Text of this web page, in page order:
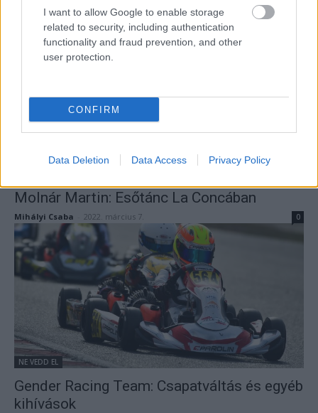
I want to allow Google to enable storage
related to security, including authentication
functionality and fraud prevention, and other
user protection.
CONFIRM
Data Deletion Data Access Privacy Policy
WSK: Három magyar az ítéletidőben
Mihályi Csaba - 2022. március 7.
Molnár Martin: Esőtánc La Concában
Mihályi Csaba 2022. március 7. 0
NE VEDD EL
Gender Racing Team: Csapatváltás és egyéb
kihívások